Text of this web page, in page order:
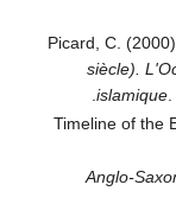
Picard, C. (2000)
siècle).
islamique
Timeline of the
Anglo-